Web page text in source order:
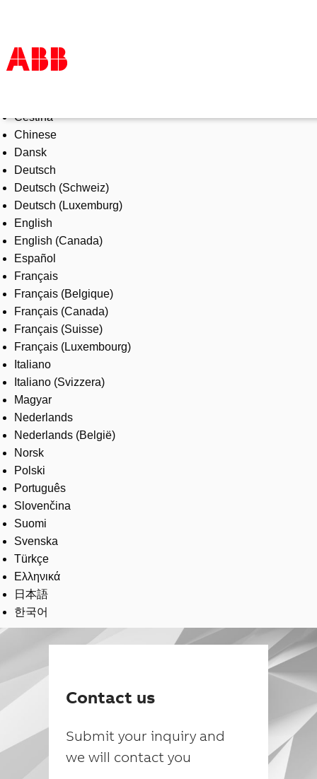
Products & Solutions
Industries
Services
About us
Where to buy
Contact us
Careers
Čeština
Chinese
Dansk
Deutsch
Deutsch (Schweiz)
Deutsch (Luxemburg)
English
English (Canada)
Español
Français
Français (Belgique)
Français (Canada)
Français (Suisse)
Français (Luxembourg)
Italiano
Italiano (Svizzera)
Magyar
Nederlands
Nederlands (België)
Norsk
Polski
Português
Slovenčina
Suomi
Svenska
Türkçe
Ελληνικά
日本語
한국어
Contact us
Submit your inquiry and
we will contact you